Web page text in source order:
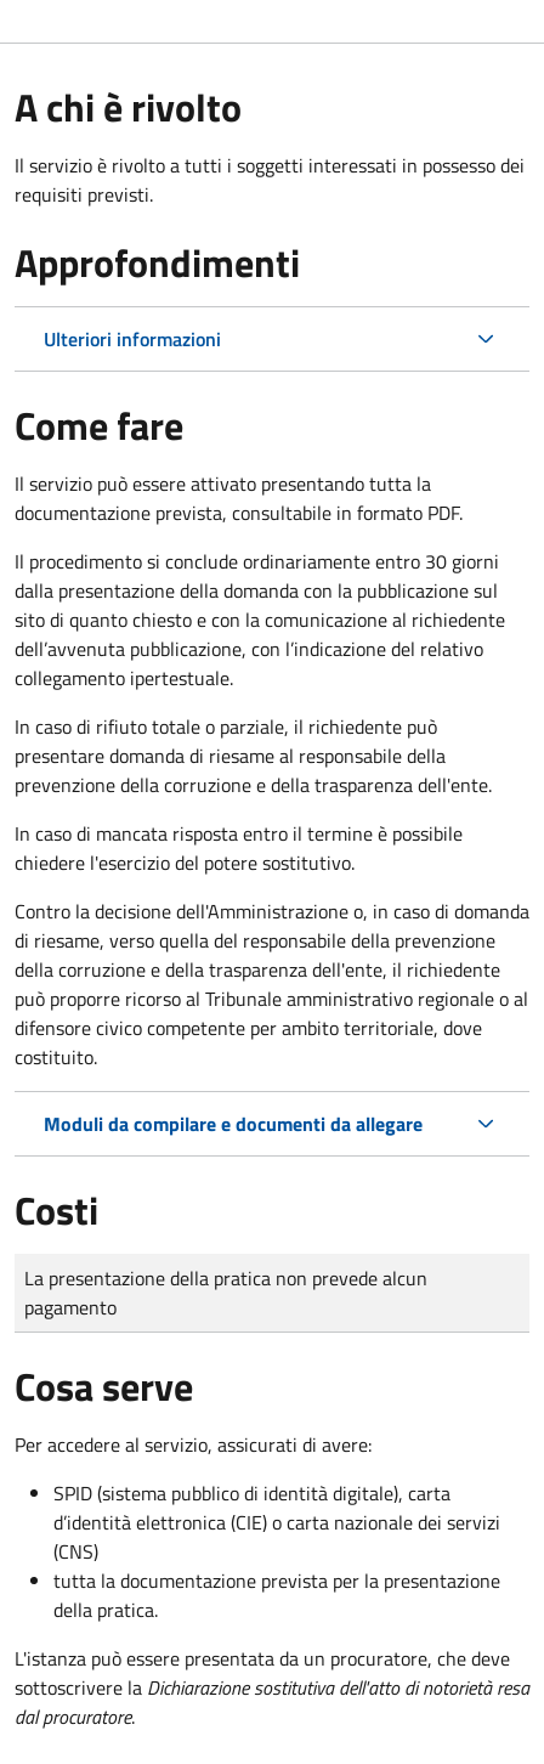
A chi è rivolto
Il servizio è rivolto a tutti i soggetti interessati in possesso dei
requisiti previsti.
Approfondimenti
Ulteriori informazioni
Come fare
Il servizio può essere attivato presentando tutta la
documentazione prevista, consultabile in formato PDF.
Il procedimento si conclude ordinariamente entro 30 giorni
dalla presentazione della domanda con la pubblicazione sul
sito di quanto chiesto e con la comunicazione al richiedente
dell’avvenuta pubblicazione, con l’indicazione del relativo
collegamento ipertestuale.
In caso di rifiuto totale o parziale, il richiedente può
presentare domanda di riesame al responsabile della
prevenzione della corruzione e della trasparenza dell'ente.
In caso di mancata risposta entro il termine è possibile
chiedere l'esercizio del potere sostitutivo.
Contro la decisione dell'Amministrazione o, in caso di domanda
di riesame, verso quella del responsabile della prevenzione
della corruzione e della trasparenza dell'ente, il richiedente
può proporre ricorso al Tribunale amministrativo regionale o al
difensore civico competente per ambito territoriale, dove
costituito.
Moduli da compilare e documenti da allegare
Costi
Tipo di pagamento
Importo
La presentazione della pratica non prevede alcun
pagamento
Cosa serve
Per accedere al servizio, assicurati di avere:
SPID (sistema pubblico di identità digitale), carta
d’identità elettronica (CIE) o carta nazionale dei servizi
(CNS)
tutta la documentazione prevista per la presentazione
della pratica.
L'istanza può essere presentata da un procuratore, che deve
sottoscrivere la Dichiarazione sostitutiva dell'atto di notorietà resa
dal procuratore.